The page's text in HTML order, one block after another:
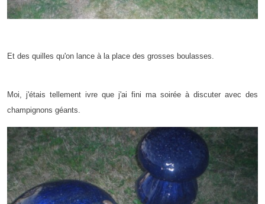
Et des quilles qu'on lance à la place des grosses boulasses.
Moi, j'étais tellement ivre que j'ai fini ma soirée à discuter avec des
champignons géants.